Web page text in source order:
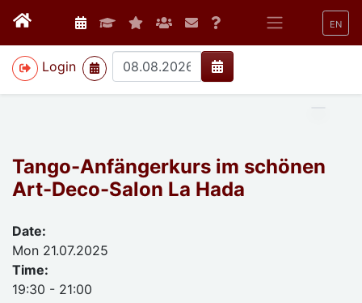
EN
Login
>
Tango-Anfängerkurs im schönen
Art-Deco-Salon La Hada
Date:
Mon 21.07.2025
Time:
19:30 - 21:00